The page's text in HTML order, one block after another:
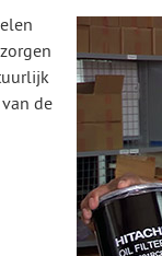
de